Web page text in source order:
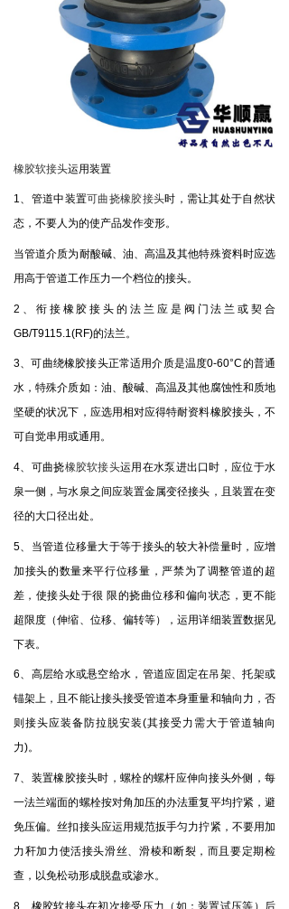
橡胶软接头运用装置
1、管道中装置可曲挠橡胶接头时，需让其处于自然状
态，不要人为的使产品发作变形。
当管道介质为耐酸碱、油、高温及其他特殊资料时应选
用高于管道工作压力一个档位的接头。
2 、衔接橡胶接头的法兰应是阀门法兰或契合
GB/T9115.1(RF)的法兰。
3、可曲绕橡胶接头正常适用介质是温度0-60°C的普通
水，特殊介质如：油、酸碱、高温及其他腐蚀性和质地
坚硬的状况下，应选用相对应得特耐资料橡胶接头，不
可自觉串用或通用。
4、可曲挠橡胶软接头运用在水泵进出口时，应位于水
泉一侧，与水泉之间应装置金属变径接头，且装置在变
径的大口径出处。
5、当管道位移量大于等于接头的较大补偿量时，应增
加接头的数量来平行位移量，严禁为了调整管道的超
差，使接头处于很 限的挠曲位移和偏向状态，更不能
超限度（伸缩、位移、偏转等），运用详细装置数据见
下表。
6、高层给水或悬空给水，管道应固定在吊架、托架或
锚架上，且不能让接头接受管道本身重量和轴向力，否
则接头应装备防拉脱安装(其接受力需大于管道轴向
力)。
7、装置橡胶接头时，螺栓的螺杆应伸向接头外侧，每
一法兰端面的螺栓按对角加压的办法重复平均拧紧，避
免压偏。丝扣接头应运用规范扳手匀力拧紧，不要用加
力秆加力使活接头滑丝、滑棱和断裂，而且要定期检
查，以免松动形成脱盘或渗水。
8 、橡胶软接头在初次接受压力（如：装置试压等）后